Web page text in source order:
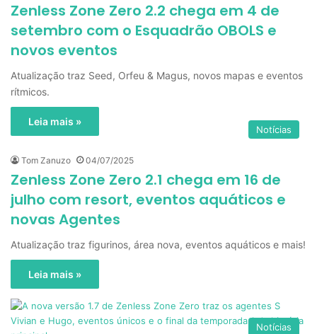
Zenless Zone Zero 2.2 chega em 4 de
setembro com o Esquadrão OBOLS e
novos eventos
Atualização traz Seed, Orfeu & Magus, novos mapas e eventos
rítmicos.
Leia mais »
Notícias
Tom Zanuzo 04/07/2025
Zenless Zone Zero 2.1 chega em 16 de
julho com resort, eventos aquáticos e
novas Agentes
Atualização traz figurinos, área nova, eventos aquáticos e mais!
Leia mais »
Notícias